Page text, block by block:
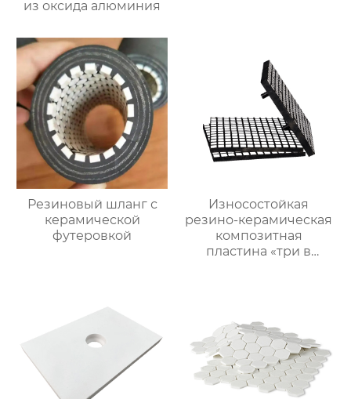
из оксида алюминия
Резиновый шланг с
керамической
футеровкой
Износостойкая
резино-керамическая
композитная
пластина «три в